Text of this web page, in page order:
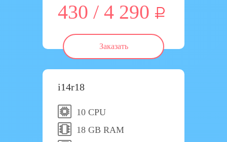
430 / 4 290
Заказать
i14r18
10 CPU
18 GB RAM